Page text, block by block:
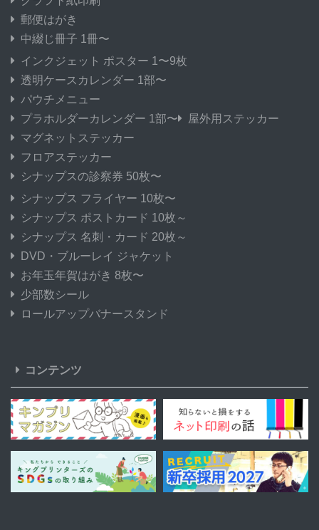
郵便はがき
中綴じ冊子 1冊〜
インクジェット ポスター 1〜9枚
透明ケースカレンダー 1部〜
パウチメニュー
プラホルダーカレンダー 1部〜
屋外用ステッカー
マグネットステッカー
フロアステッカー
シナップスの診察券 50枚〜
シナップス フライヤー 10枚〜
シナップス ポストカード 10枚～
シナップス 名刺・カード 20枚～
DVD・ブルーレイ ジャケット
お年玉年賀はがき 8枚〜
少部数シール
ロールアップバナースタンド
コンテンツ